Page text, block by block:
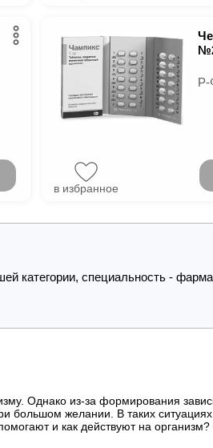
Р-
в избранное
категории, специальность -
Однако из-за формирования
большом желании. В таких
и как действуют на